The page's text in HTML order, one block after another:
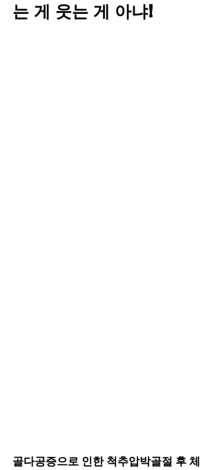
는 게 웃는 게 아냐!
골다공증으로 인한 척추압박골절 후 체